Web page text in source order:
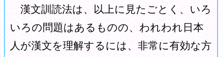
漢文訓読法は、以上に見たごとく、いろ
いろの問題はあるものの、われわれ日本
人が漢文を理解するには、非常に有効な方